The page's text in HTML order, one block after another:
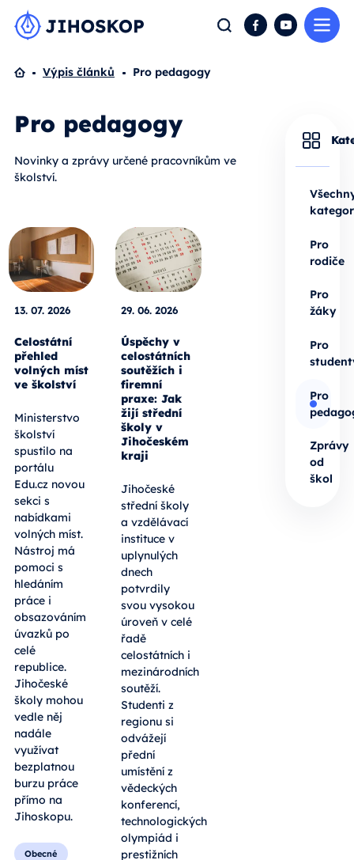
Hledat FacebookYouTube
Domů
Výpis článků Pro pedagogy
Pro pedagogy
Novinky a zprávy určené pracovníkům ve
školství.
13. 07. 2026
Celostátní
přehled
volných míst
ve školství
Ministerstvo
školství
spustilo na
portálu
Edu.cz novou
sekci s
nabídkami
volných míst.
Nástroj má
pomoci s
hledáním
práce i
obsazováním
úvazků po
celé
republice.
Jihočeské
školy mohou
vedle něj
nadále
využívat
bezplatnou
burzu práce
přímo na
Jihoskopu.
Obecné
29. 06. 2026
Úspěchy v
celostátních
soutěžích i
firemní
praxe: Jak
žijí střední
školy v
Jihočeském
kraji
Jihočeské
střední školy
a vzdělávací
instituce v
uplynulých
dnech
potvrdily
svou vysokou
úroveň v celé
řadě
celostátních i
mezinárodních
soutěží.
Studenti z
regionu si
odvážejí
přední
umístění z
vědeckých
konferencí,
technologických
olympiád i
prestižních
Pro
rodiče
Pro
žáky
Pro
Pro
Zprávy
od
škol